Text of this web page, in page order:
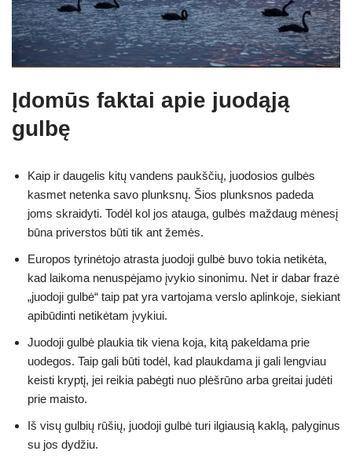
Įdomūs faktai apie juodąją
gulbę
Kaip ir daugelis kitų vandens paukščių, juodosios gulbės
kasmet netenka savo plunksnų. Šios plunksnos padeda
joms skraidyti. Todėl kol jos atauga, gulbės maždaug mėnesį
būna priverstos būti tik ant žemės.
Europos tyrinėtojo atrasta juodoji gulbė buvo tokia netikėta,
kad laikoma nenuspėjamo įvykio sinonimu. Net ir dabar frazė
„juodoji gulbė“ taip pat yra vartojama verslo aplinkoje, siekiant
apibūdinti netikėtam įvykiui.
Juodoji gulbė plaukia tik viena koja, kitą pakeldama prie
uodegos. Taip gali būti todėl, kad plaukdama ji gali lengviau
keisti kryptį, jei reikia pabėgti nuo plėšrūno arba greitai judėti
prie maisto.
Iš visų gulbių rūšių, juodoji gulbė turi ilgiausią kaklą, palyginus
su jos dydžiu.